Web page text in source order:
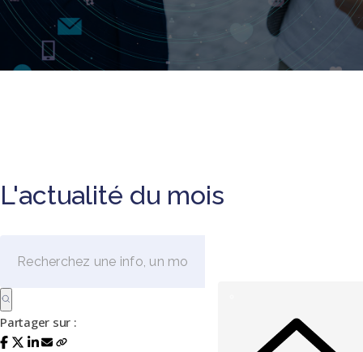
L'actualité du mois
Partager sur :